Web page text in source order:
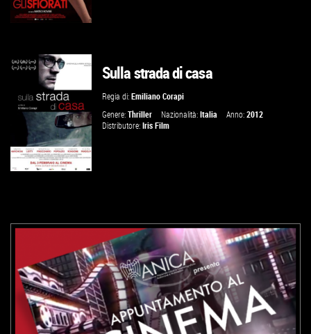
VAI ALLA SCHEDA
Sulla strada di casa
Regia di:Emiliano Corapi
Genere:Thriller Nazionalità:Italia Anno:2012
Distributore:Iris Film